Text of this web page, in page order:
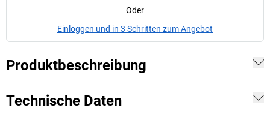
Oder
Einloggen und in 3 Schritten zum Angebot
Produktbeschreibung
Technische Daten